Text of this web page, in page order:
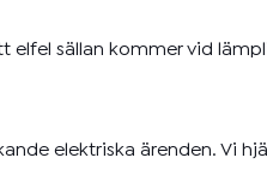
elfel sällan kommer vid
elektriska ärenden. Vi